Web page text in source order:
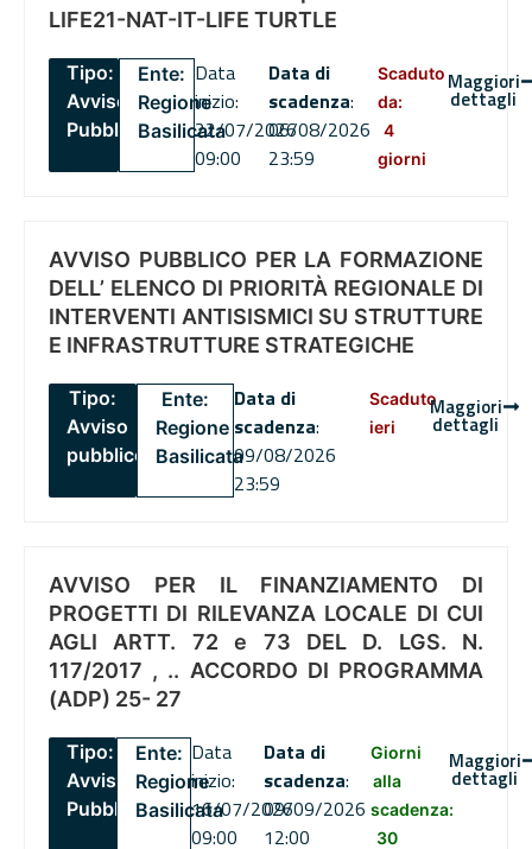
LIFE21-NAT-IT-LIFE TURTLE
Tipo:
Avviso
Pubblico
Ente:
Regione
Basilicata
Data
inizio:
22/07/2026
09:00
Data di
scadenza:
06/08/2026
23:59
Scaduto
da:
4
giorni
Maggiori
dettagli
AVVISO PUBBLICO PER LA FORMAZIONE
DELL’ ELENCO DI PRIORITÀ REGIONALE DI
INTERVENTI ANTISISMICI SU STRUTTURE
E INFRASTRUTTURE STRATEGICHE
Tipo:
Avviso
pubblico
Ente:
Regione
Basilicata
Data di
scadenza:
09/08/2026
23:59
Scaduto
ieri
Maggiori
dettagli
AVVISO PER IL FINANZIAMENTO DI
PROGETTI DI RILEVANZA LOCALE DI CUI
AGLI ARTT. 72 e 73 DEL D. LGS. N.
117/2017 , .. ACCORDO DI PROGRAMMA
(ADP) 25- 27
Tipo:
Avviso
Pubblico
Ente:
Regione
Basilicata
Data
inizio:
16/07/2026
09:00
Data di
scadenza:
09/09/2026
12:00
Giorni
alla
scadenza:
30
Maggiori
dettagli